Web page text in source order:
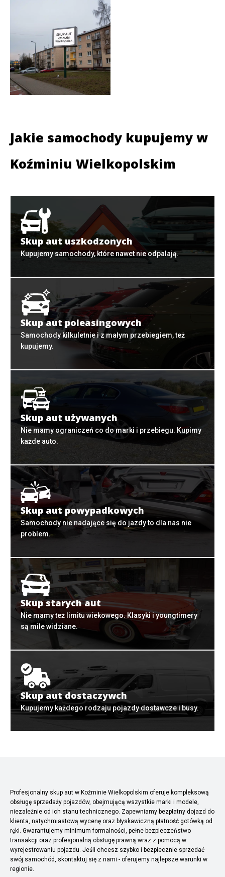
Jakie samochody kupujemy w
Koźminiu Wielkopolskim
Skup aut uszkodzonych
Kupujemy samochody, które nawet nie odpalają.
Skup aut poleasingowych
Samochody kilkuletnie i z małym przebiegiem, też
kupujemy.
Skup aut używanych
Nie mamy ograniczeń co do marki i przebiegu. Kupimy
każde auto.
Skup aut powypadkowych
Samochody nie nadające się do jazdy to dla nas nie
problem.
Skup starych aut
Nie mamy też limitu wiekowego. Klasyki i youngtimery
są mile widziane.
Skup aut dostaczywch
Kupujemy każdego rodzaju pojazdy dostawcze i busy.
Profesjonalny skup aut w Koźminie Wielkopolskim oferuje kompleksową
obsługę sprzedaży pojazdów, obejmującą wszystkie marki i modele,
niezależnie od ich stanu technicznego. Zapewniamy bezpłatny dojazd do
klienta, natychmiastową wycenę oraz błyskawiczną płatność gotówką od
ręki. Gwarantujemy minimum formalności, pełne bezpieczeństwo
transakcji oraz profesjonalną obsługę prawną wraz z pomocą w
wyrejestrowaniu pojazdu. Jeśli chcesz szybko i bezpiecznie sprzedać
swój samochód, skontaktuj się z nami - oferujemy najlepsze warunki w
regionie.